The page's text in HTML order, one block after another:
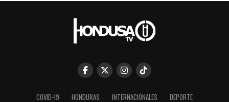
COVID-19 HONDURAS INTERNACIONALES DEPORTE